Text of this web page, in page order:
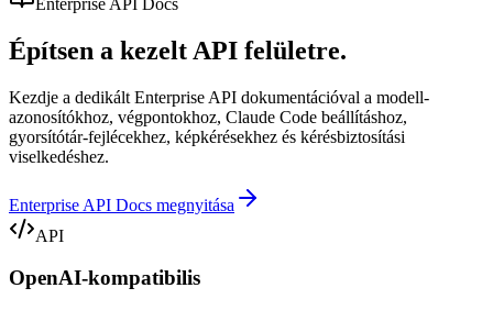
Enterprise API Docs
Építsen a kezelt API felületre.
Kezdje a dedikált Enterprise API dokumentációval a modell-
azonosítókhoz, végpontokhoz, Claude Code beállításhoz,
gyorsítótár-fejlécekhez, képkérésekhez és kérésbiztosítási
viselkedéshez.
Enterprise API Docs megnyitása
API
OpenAI-kompatibilis